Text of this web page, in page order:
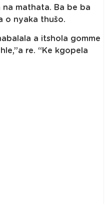
mathata. Ba be ba
o nyaka thušo.
a itshola gomme
re. “Ke kgopela